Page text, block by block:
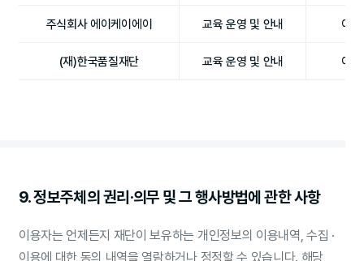
주식회사 에이케이에이 교육 운영 및 안내 이
(재)한국품질재단 교육 운영 및 안내 이
9. 정보주체의 권리·의무 및 그 행사방법에 관한 사항
이용자는 언제든지 재단이 보유하는 개인정보의 이용내역, 수집 ·
이용에 대한 동의 내역을 열람하거나 정정할 수 있습니다. 해당